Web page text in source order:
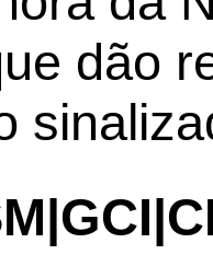
dão